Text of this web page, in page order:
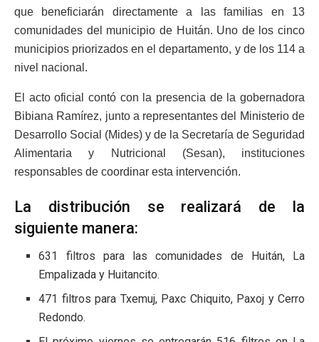
que beneficiarán directamente a las familias en 13
comunidades del municipio de Huitán. Uno de los cinco
municipios priorizados en el departamento, y de los 114 a
nivel nacional.
El acto oficial contó con la presencia de la gobernadora
Bibiana Ramírez, junto a representantes del Ministerio de
Desarrollo Social (Mides) y de la Secretaría de Seguridad
Alimentaria y Nutricional (Sesan), instituciones
responsables de coordinar esta intervención.
La distribución se realizará de la
siguiente manera:
631 filtros para las comunidades de Huitán, La
Empalizada y Huitancito.
471 filtros para Txemuj, Paxc Chiquito, Paxoj y Cerro
Redondo.